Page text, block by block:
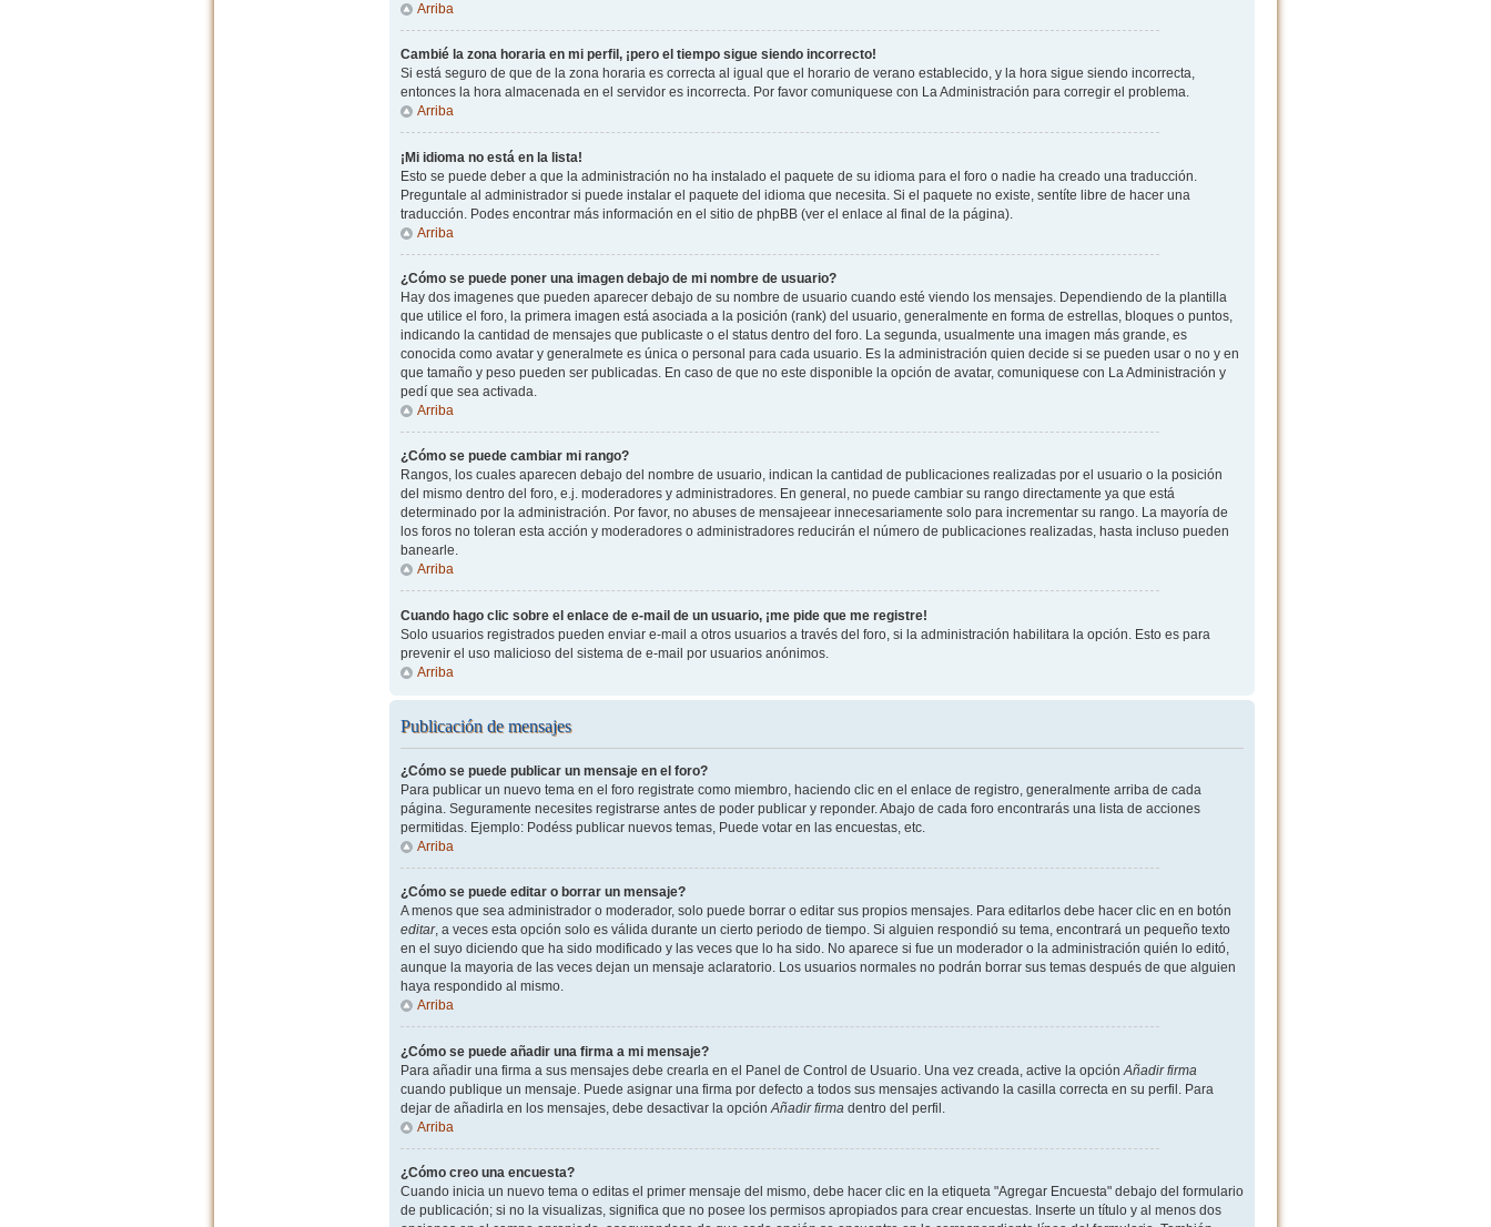
Arriba
Cambié la zona horaria en mi perfil, ¡pero el tiempo sigue siendo incorrecto!
Si está seguro de que de la zona horaria es correcta al igual que el horario de verano establecido, y la hora sigue siendo incorrecta,
entonces la hora almacenada en el servidor es incorrecta. Por favor comuniquese con La Administración para corregir el problema.
Arriba
¡Mi idioma no está en la lista!
Esto se puede deber a que la administración no ha instalado el paquete de su idioma para el foro o nadie ha creado una traducción.
Preguntale al administrador si puede instalar el paquete del idioma que necesita. Si el paquete no existe, sentíte libre de hacer una
traducción. Podes encontrar más información en el sitio de phpBB (ver el enlace al final de la página).
Arriba
¿Cómo se puede poner una imagen debajo de mi nombre de usuario?
Hay dos imagenes que pueden aparecer debajo de su nombre de usuario cuando esté viendo los mensajes. Dependiendo de la plantilla
que utilice el foro, la primera imagen está asociada a la posición (rank) del usuario, generalmente en forma de estrellas, bloques o puntos,
indicando la cantidad de mensajes que publicaste o el status dentro del foro. La segunda, usualmente una imagen más grande, es
conocida como avatar y generalmete es única o personal para cada usuario. Es la administración quien decide si se pueden usar o no y en
que tamaño y peso pueden ser publicadas. En caso de que no este disponible la opción de avatar, comuniquese con La Administración y
pedí que sea activada.
Arriba
¿Cómo se puede cambiar mi rango?
Rangos, los cuales aparecen debajo del nombre de usuario, indican la cantidad de publicaciones realizadas por el usuario o la posición
del mismo dentro del foro, e.j. moderadores y administradores. En general, no puede cambiar su rango directamente ya que está
determinado por la administración. Por favor, no abuses de mensajeear innecesariamente solo para incrementar su rango. La mayoría de
los foros no toleran esta acción y moderadores o administradores reducirán el número de publicaciones realizadas, hasta incluso pueden
banearle.
Arriba
Cuando hago clic sobre el enlace de e-mail de un usuario, ¡me pide que me registre!
Solo usuarios registrados pueden enviar e-mail a otros usuarios a través del foro, si la administración habilitara la opción. Esto es para
prevenir el uso malicioso del sistema de e-mail por usuarios anónimos.
Arriba
Publicación de mensajes
¿Cómo se puede publicar un mensaje en el foro?
Para publicar un nuevo tema en el foro registrate como miembro, haciendo clic en el enlace de registro, generalmente arriba de cada
página. Seguramente necesites registrarse antes de poder publicar y reponder. Abajo de cada foro encontrarás una lista de acciones
permitidas. Ejemplo: Podéss publicar nuevos temas, Puede votar en las encuestas, etc.
Arriba
¿Cómo se puede editar o borrar un mensaje?
A menos que sea administrador o moderador, solo puede borrar o editar sus propios mensajes. Para editarlos debe hacer clic en en botón
editar, a veces esta opción solo es válida durante un cierto periodo de tiempo. Si alguien respondió su tema, encontrará un pequeño texto
en el suyo diciendo que ha sido modificado y las veces que lo ha sido. No aparece si fue un moderador o la administración quién lo editó,
aunque la mayoria de las veces dejan un mensaje aclaratorio. Los usuarios normales no podrán borrar sus temas después de que alguien
haya respondido al mismo.
Arriba
¿Cómo se puede añadir una firma a mi mensaje?
Para añadir una firma a sus mensajes debe crearla en el Panel de Control de Usuario. Una vez creada, active la opción Añadir firma
cuando publique un mensaje. Puede asignar una firma por defecto a todos sus mensajes activando la casilla correcta en su perfil. Para
dejar de añadirla en los mensajes, debe desactivar la opción Añadir firma dentro del perfil.
Arriba
¿Cómo creo una encuesta?
Cuando inicia un nuevo tema o editas el primer mensaje del mismo, debe hacer clic en la etiqueta "Agregar Encuesta" debajo del formulario
de publicación; si no la visualizas, significa que no posee los permisos apropiados para crear encuestas. Inserte un título y al menos dos